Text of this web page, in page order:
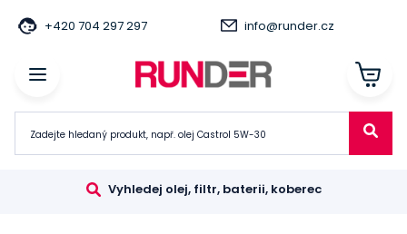
+420 704 297 297 info@runder.cz
Vyhledej olej, filtr, baterii, koberec